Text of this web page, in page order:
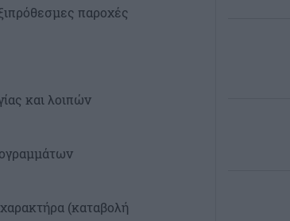
παροχές
και λοιπών
(καταβολή